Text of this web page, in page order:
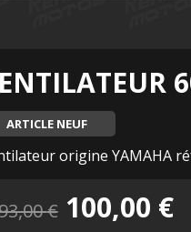
ARTICLE NEUF
origine YAMAHA
€ Le
100,00 €Le